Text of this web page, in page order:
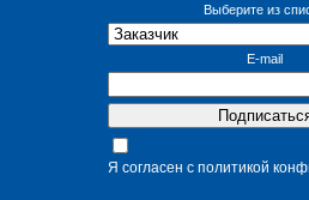
Выберите из
E-mail
Я согласен с политикой